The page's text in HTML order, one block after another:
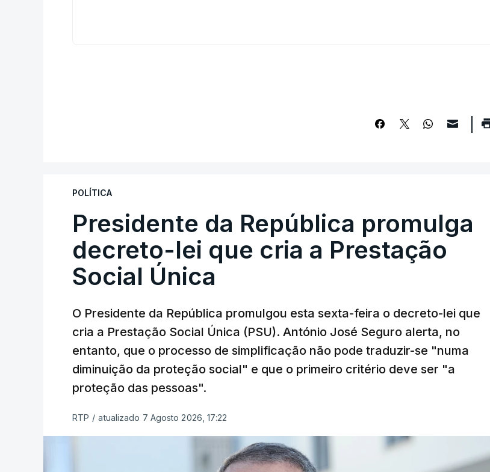
POLÍTICA
Presidente da República promulga
decreto-lei que cria a Prestação
Social Única
O Presidente da República promulgou esta sexta-feira o decreto-lei que
cria a Prestação Social Única (PSU). António José Seguro alerta, no
entanto, que o processo de simplificação não pode traduzir-se "numa
diminuição da proteção social" e que o primeiro critério deve ser "a
proteção das pessoas".
RTP / atualizado 7 Agosto 2026, 17:22